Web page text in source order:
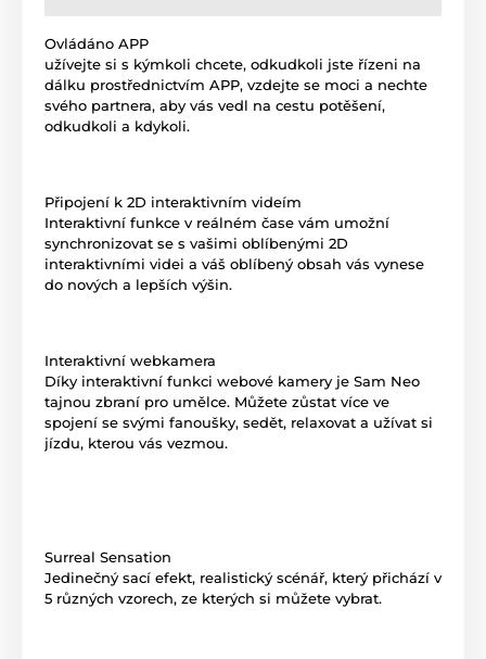
Ovládáno APP
užívejte si s kýmkoli chcete, odkudkoli jste řízeni na
dálku prostřednictvím APP, vzdejte se moci a nechte
svého partnera, aby vás vedl na cestu potěšení,
odkudkoli a kdykoli.
Připojení k 2D interaktivním videím
Interaktivní funkce v reálném čase vám umožní
synchronizovat se s vašimi oblíbenými 2D
interaktivními videi a váš oblíbený obsah vás vynese
do nových a lepších výšin.
Interaktivní webkamera
Díky interaktivní funkci webové kamery je Sam Neo
tajnou zbraní pro umělce. Můžete zůstat více ve
spojení se svými fanoušky, sedět, relaxovat a užívat si
jízdu, kterou vás vezmou.
Surreal Sensation
Jedinečný sací efekt, realistický scénář, který přichází v
5 různých vzorech, ze kterých si můžete vybrat.